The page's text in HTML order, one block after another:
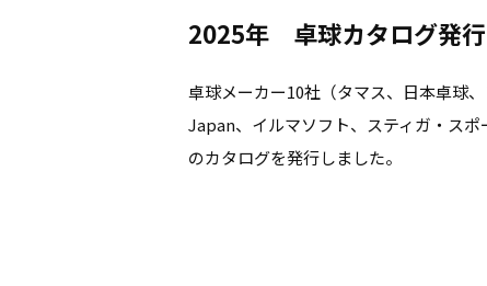
2025年 卓球カタログ発行
卓球メーカー10社（タマス、日本卓球
Japan、イルマソフト、スティガ・ス
のカタログを発行しました。